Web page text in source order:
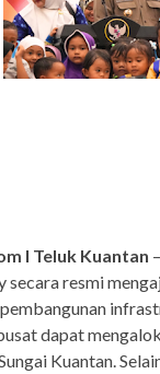
I Teluk Kuantan
secara resmi
dapat
Kuantan.